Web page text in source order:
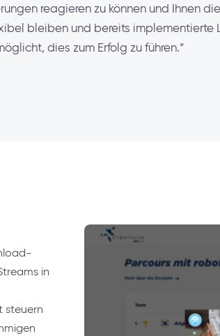
reagieren zu können und Ihnen
bleiben und bereits implementierte
dies zum Erfolg zu führen.“
in
steuern